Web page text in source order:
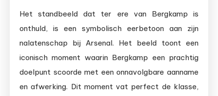
Het standbeeld dat ter ere van Bergkamp is
onthuld, is een symbolisch eerbetoon aan zijn
nalatenschap bij Arsenal. Het beeld toont een
iconisch moment waarin Bergkamp een prachtig
doelpunt scoorde met een onnavolgbare aanname
en afwerking. Dit moment vat perfect de klasse,